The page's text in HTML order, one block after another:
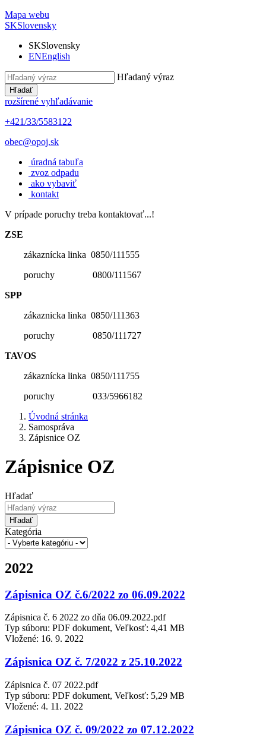
Mapa webu
SKSlovensky
SKSlovensky
ENEnglish
Hľadaný výraz
Hľadať
rozšírené vyhľadávanie
+421/33/5583122
obec@opoj.sk
úradná tabuľa
zvoz odpadu
ako vybaviť
kontakt
V prípade poruchy treba kontaktovať...!
ZSE
zákaznícka linka 0850/111555
poruchy 0800/111567
SPP
zákaznicka linka 0850/111363
poruchy 0850/111727
TAVOS
zákaznícka linka 0850/111755
poruchy 033/5966182
Úvodná stránka
Samospráva
Zápisnice OZ
Zápisnice OZ
Hľadať
Hľadať
Kategória
2022
Zápisnica OZ č.6/2022 zo 06.09.2022
Zápisnica č. 6 2022 zo dňa 06.09.2022.pdf
Typ súboru: PDF dokument, Veľkosť: 4,41 MB
Vložené: 16. 9. 2022
Zápisnica OZ č. 7/2022 z 25.10.2022
Zápisnica č. 07 2022.pdf
Typ súboru: PDF dokument, Veľkosť: 5,29 MB
Vložené: 4. 11. 2022
Zápisnica OZ č. 09/2022 zo 07.12.2022